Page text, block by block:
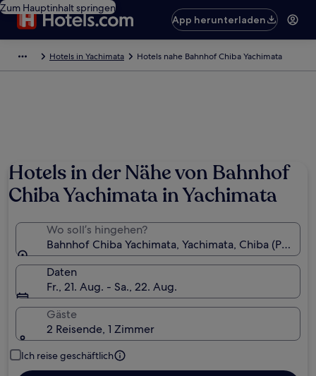
Zum Hauptinhalt springen
App herunterladen
Hotels in Yachimata Hotels nahe Bahnhof Chiba Yachimata
Hotels in der Nähe von Bahnhof
Chiba Yachimata in Yachimata
Wo soll’s hingehen?
Bahnhof Chiba Yachimata, Yachimata, Chiba
Daten
Fr., 21. Aug. - Sa., 22. Aug.
Gäste
2 Reisende, 1 Zimmer
Ich reise geschäftlich